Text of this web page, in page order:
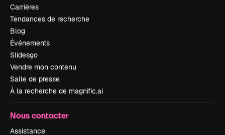
Carrières
Tendances de recherche
Blog
Événements
Slidesgo
Vendre mon contenu
Salle de presse
À la recherche de magnific.ai
Nous contacter
Assistance